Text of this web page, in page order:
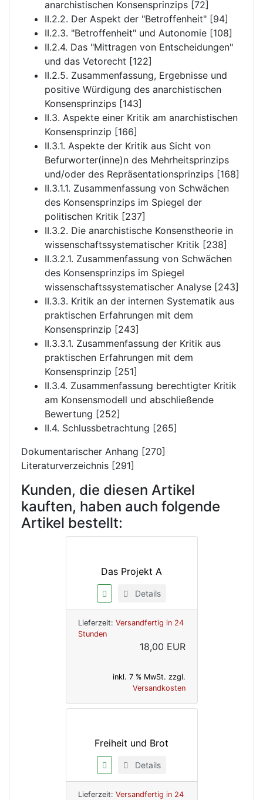
anarchistischen Konsensprinzips [72]
II.2.2. Der Aspekt der "Betroffenheit" [94]
II.2.3. "Betroffenheit" und Autonomie [108]
II.2.4. Das "Mittragen von Entscheidungen"
und das Vetorecht [122]
II.2.5. Zusammenfassung, Ergebnisse und
positive Würdigung des anarchistischen
Konsensprinzips [143]
II.3. Aspekte einer Kritik am anarchistischen
Konsensprinzip [166]
II.3.1. Aspekte der Kritik aus Sicht von
Befurworter(inne)n des Mehrheitsprinzips
und/oder des Repräsentationsprinzips [168]
II.3.1.1. Zusammenfassung von Schwächen
des Konsensprinzips im Spiegel der
politischen Kritik [237]
II.3.2. Die anarchistische Konsenstheorie in
wissenschaftssystematischer Kritik [238]
II.3.2.1. Zusammenfassung von Schwächen
des Konsensprinzips im Spiegel
wissenschaftssystematischer Analyse [243]
II.3.3. Kritik an der internen Systematik aus
praktischen Erfahrungen mit dem
Konsensprinzip [243]
II.3.3.1. Zusammenfassung der Kritik aus
praktischen Erfahrungen mit dem
Konsensprinzip [251]
II.3.4. Zusammenfassung berechtigter Kritik
am Konsensmodell und abschließende
Bewertung [252]
II.4. Schlussbetrachtung [265]
Dokumentarischer Anhang [270]
Literaturverzeichnis [291]
Kunden, die diesen Artikel
kauften, haben auch folgende
Artikel bestellt:
Das Projekt A
Details
Lieferzeit: Versandfertig in 24
Stunden
18,00 EUR
inkl. 7 % MwSt. zzgl.
Versandkosten
Freiheit und Brot
Details
Lieferzeit: Versandfertig in 24